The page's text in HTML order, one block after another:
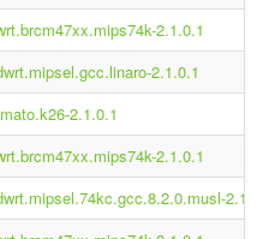
2.1.0.1
2.1.0.1
2.1.0.1
2.1.0.1